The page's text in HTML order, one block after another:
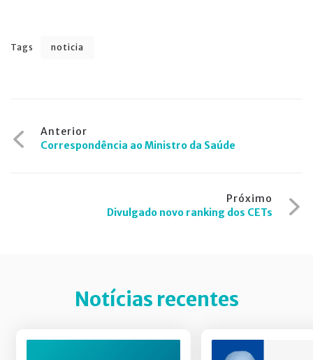
Tags noticia
Navegação
de
Anterior
Correspondência ao Ministro da Saúde
Próximo
Divulgado novo ranking dos CETs
Notícias recentes